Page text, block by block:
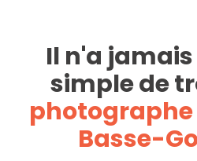
Il n'a
simple de
Basse-